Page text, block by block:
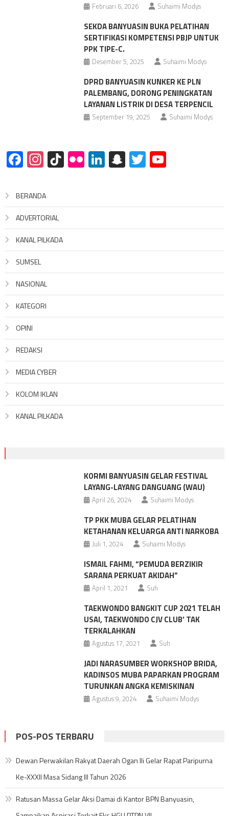
Februari 6, 2026 Suhaimi Modys
SEKDA BANYUASIN BUKA PELATIHAN
SERTIFIKASI KOMPETENSI PBJP UNTUK
PPK TIPE-C.
Desember 5, 2025 Suhaimi Modys
DPRD BANYUASIN KUNKER KE PLN
PALEMBANG, DORONG PENINGKATAN
LAYANAN LISTRIK DI DESA TERPENCIL
September 19, 2025 Suhaimi Modys
Facebook
Instagram
TikTok
FlickrLinkedIn
Snapchat
TwitterYouTube
BERANDA
ADVERTORIAL
KANAL PILKADA
SUMSEL
NASIONAL
KATEGORI
OPINI
REDAKSI
MEDIA CYBER
KOLOM IKLAN
KANAL PILKADA
KORMI BANYUASIN GELAR FESTIVAL
LAYANG-LAYANG DANGUANG (WAU)
April 26, 2024 Suhaimi Modys
TP PKK MUBA GELAR PELATIHAN
KETAHANAN KELUARGA ANTI NARKOBA
Juli 1, 2024 Suhaimi Modys
ISMAIL FAHMI, “PEMUDA BERZIKIR
SARANA PERKUAT AKIDAH”
April 1, 2021 Suh
TAEKWONDO BANGKIT CUP 2021 TELAH
USAI, TAEKWONDO CJV CLUB’ TAK
TERKALAHKAN
Agustus 17, 2021 Suh
JADI NARASUMBER WORKSHOP BRIDA,
KADINSOS MUBA PAPARKAN PROGRAM
TURUNKAN ANGKA KEMISKINAN
Agustus 9, 2024 Suhaimi Modys
POS-POS TERBARU
Dewan Perwakilan Rakyat Daerah Ogan Ili Gelar Rapat Paripurna
Ke-XXXII Masa Sidang III Tahun 2026
Ratusan Massa Gelar Aksi Damai di Kantor BPN Banyuasin,